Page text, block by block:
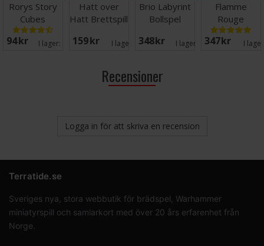
Rorys Story
Cubes
Tärningsspel
94 SEK I lager:
Hatt over
Hatt Brettspill
159 SEK I lager: 4
Brio Labyrint
Bollspel
348 SEK I lager: 18
Flamme
Rouge
Brädspel
347 SEK I
Recensioner
Logga in för att skriva en recension
Terratide.se
Sveriges nya, stora webbutik för brädspel, Warhammer
miniatyrspill och samlarkort med över 20 års erfarenhet från
Norge.